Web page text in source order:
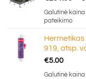
Galutinė
pateikimo
Hermetikas
919, atsp.
€5.00
Galutinė